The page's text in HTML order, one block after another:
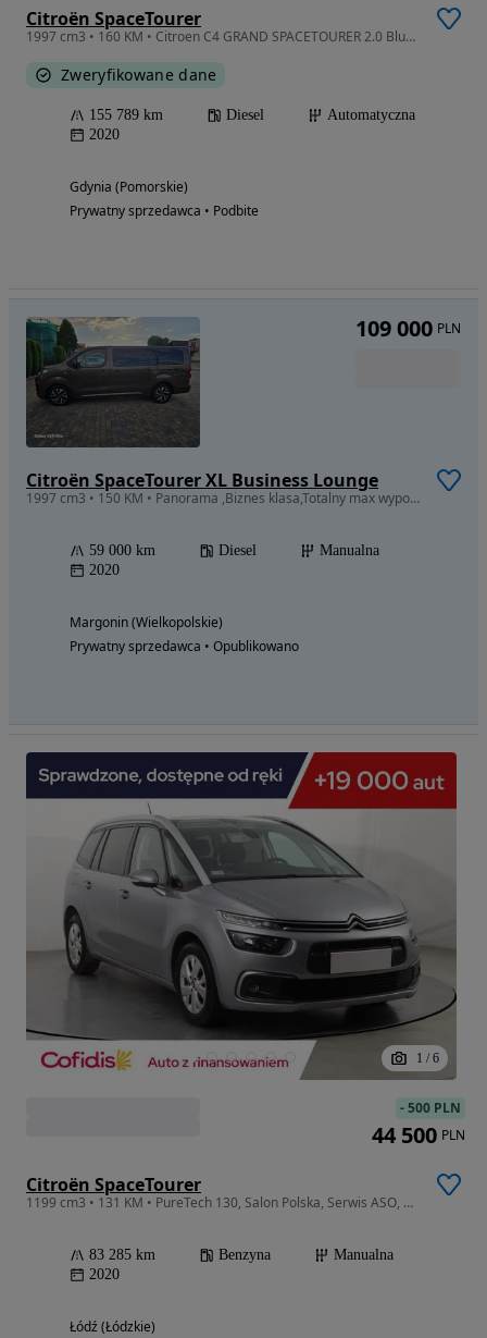
Citroën SpaceTourer
1997 cm3 • 160 KM • Citroen C4 GRAND SPACETOURER 2.0 BlueHDI automat 8 biegów 160KM
Zweryfikowane dane
155 789 km Diesel
Automatyczna
2020
Gdynia (Pomorskie)
Prywatny sprzedawca • Podbite
Citroën SpaceTourer XL Business Lounge
1997 cm3 • 150 KM • Panorama ,Biznes klasa,Totalny max wyposażenie
59 000 km Diesel
Manualna
2020
Margonin (Wielkopolskie)
Prywatny sprzedawca • Opublikowano
109 000 PLN
1 / 6
Citroën SpaceTourer
1199 cm3 • 131 KM • PureTech 130, Salon Polska, Serwis ASO, 7 miejsc, Navi, Klimatronic,
83 285 km Benzyna
Manualna
2020
Łódź (Łódzkie)
-500 PLN
44 500 PLN